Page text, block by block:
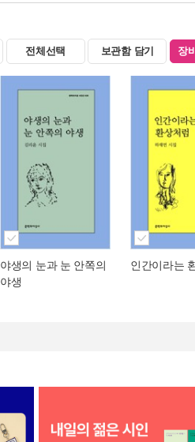
전체선택 보관함 담기 장
야생의 눈과 눈 안쪽의
야생
인간이라는